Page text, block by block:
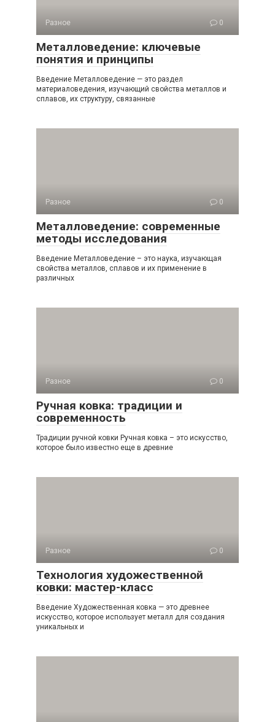
Разное 0
Металловедение: ключевые
понятия и принципы
Введение Металловедение — это раздел
материаловедения, изучающий свойства металлов и
сплавов, их структуру, связанные
Разное 0
Металловедение: современные
методы исследования
Введение Металловедение – это наука, изучающая
свойства металлов, сплавов и их применение в
различных
Разное 0
Ручная ковка: традиции и
современность
Традиции ручной ковки Ручная ковка – это искусство,
которое было известно еще в древние
Разное 0
Технология художественной
ковки: мастер-класс
Введение Художественная ковка — это древнее
искусство, которое использует металл для создания
уникальных и